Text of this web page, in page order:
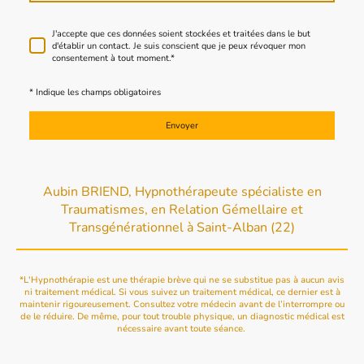
J'accepte que ces données soient stockées et traitées dans le but
d'établir un contact. Je suis conscient que je peux révoquer mon
consentement à tout moment.*
* Indique les champs obligatoires
Envoyer
Aubin BRIEND, Hypnothérapeute spécialiste en
Traumatismes, en Relation Gémellaire et
Transgénérationnel à Saint-Alban (22)
*L'Hypnothérapie est une thérapie brève qui ne se substitue pas à aucun avis
ni traitement médical. Si vous suivez un traitement médical, ce dernier est à
maintenir rigoureusement. Consultez votre médecin avant de l’interrompre ou
de le réduire. De même, pour tout trouble physique, un diagnostic médical est
nécessaire avant toute séance.